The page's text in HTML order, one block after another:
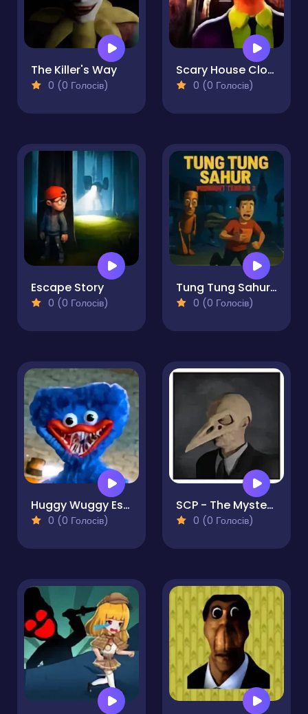
The Killer's Way
0 (0 Голосів)
Scary House Clown Evil
0 (0 Голосів)
Escape Story
0 (0 Голосів)
Tung Tung Sahur Midnight Terror 2
0 (0 Голосів)
Huggy Wuggy Escape
0 (0 Голосів)
SCP - The Mystery Man
0 (0 Голосів)